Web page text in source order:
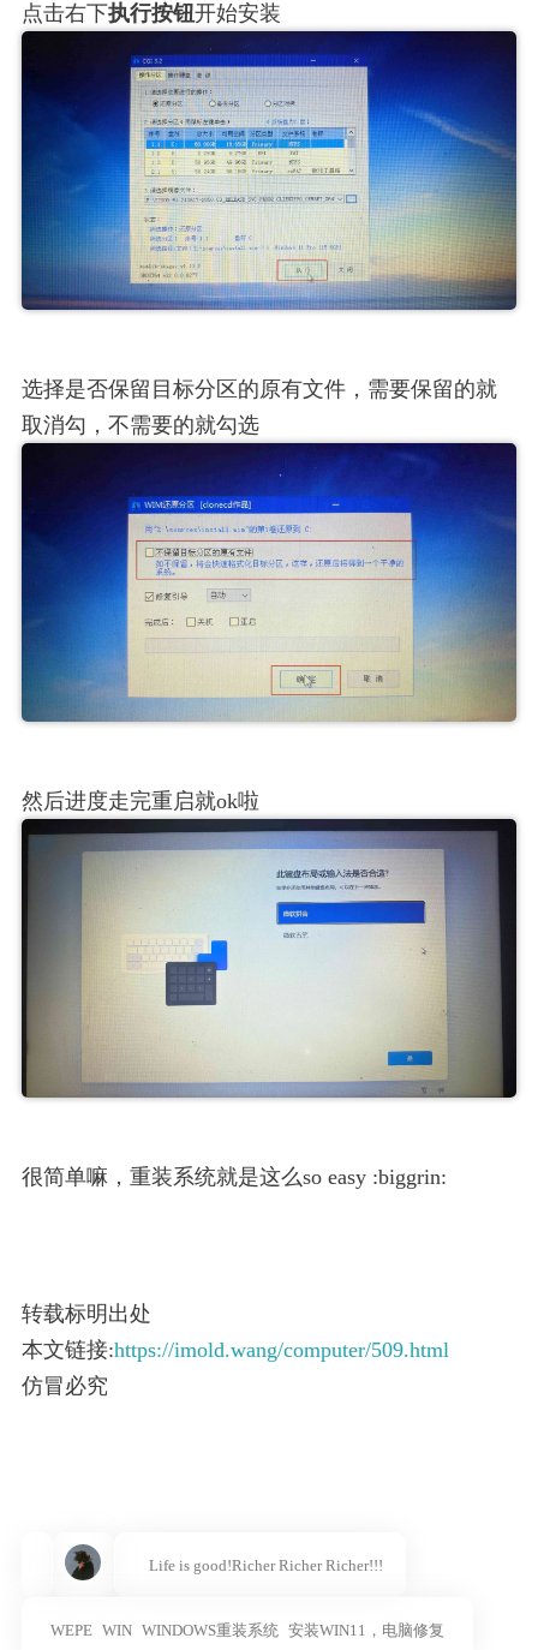
点击右下执行按钮开始安装
选择是否保留目标分区的原有文件，需要保留的就
取消勾，不需要的就勾选
然后进度走完重启就ok啦
很简单嘛，重装系统就是这么so easy :biggrin:
转载标明出处
本文链接:https://imold.wang/computer/509.html
仿冒必究
Life is good!Richer Richer Richer!!!
WEPE WIN WINDOWS重装系统 安装WIN11，电脑修复